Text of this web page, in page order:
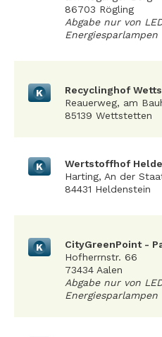
86703 Rögling
Abgabe nur von
Energiesparlampen
K
Recyclinghof
Reauerweg, am
85139 Wettstetten
K
Wertstoffhof
Harting, An der
84431 Heldenstein
K
CityGreenPoint -
Hofherrnstr. 66
73434 Aalen
Abgabe nur von
Energiesparlampen